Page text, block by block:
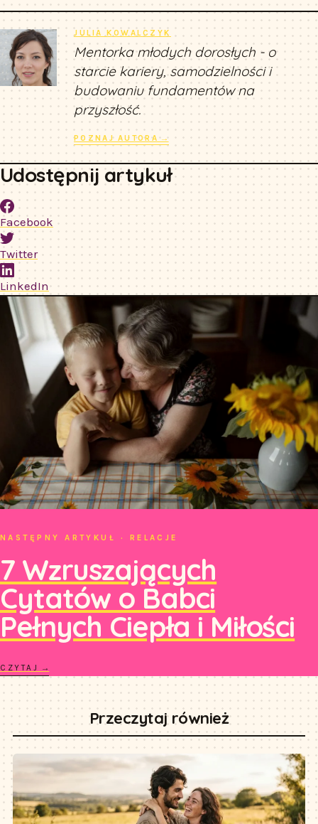
JULIA KOWALCZYK
Mentorka młodych dorosłych - o
starcie kariery, samodzielności i
budowaniu fundamentów na
przyszłość.
POZNAJ AUTORA →
Udostępnij artykuł
Facebook
Twitter
LinkedIn
NASTĘPNY ARTYKUŁ · RELACJE
7 Wzruszających
Cytatów o Babci
Pełnych Ciepła i Miłości
CZYTAJ →
Przeczytaj również